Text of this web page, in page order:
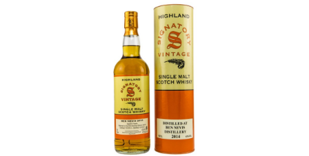
Bildergalerie überspringen